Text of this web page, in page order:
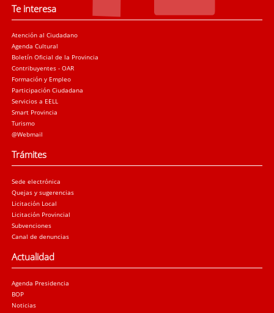
Te interesa
Atención al Ciudadano
Agenda Cultural
Boletín Oficial de la Provincia
Contribuyentes - OAR
Formación y Empleo
Participación Ciudadana
Servicios a EELL
Smart Provincia
Turismo
@Webmail
Trámites
Sede electrónica
Quejas y sugerencias
Licitación Local
Licitación Provincial
Subvenciones
Canal de denuncias
Actualidad
Agenda Presidencia
BOP
Noticias